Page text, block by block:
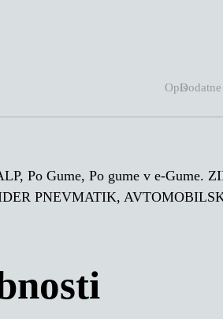
Opis
Po Gume, Po gume v e-
PNEVMATIK,